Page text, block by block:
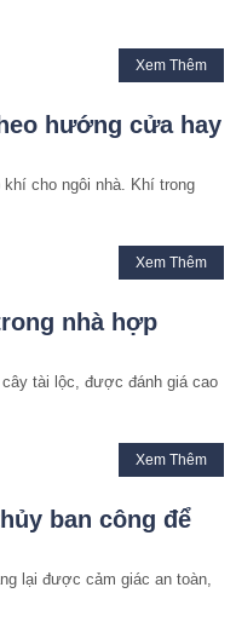
Xem Thêm
hướng cửa hay
cho ngôi nhà. Khí trong
Xem Thêm
nhà hợp
tài lộc, được đánh giá cao
Xem Thêm
ban công để
lại được cảm giác an toàn,